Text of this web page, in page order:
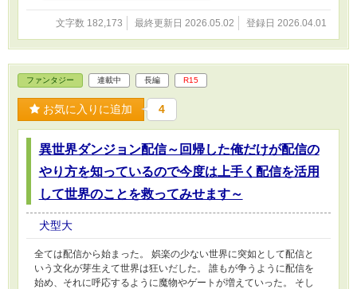
文字数 182,173 最終更新日 2026.05.02 登録日 2026.04.01
ファンタジー 連載中 長編 R15
お気に入りに追加 4
異世界ダンジョン配信～回帰した俺だけが配信の
やり方を知っているので今度は上手く配信を活用
して世界のことを救ってみせます～
犬型大
全ては配信から始まった。 娯楽の少ない世界に突如として配信と
いう文化が芽生えて世界は狂いだした。 誰もが争うように配信を
始め、それに呼応するように魔物やゲートが増えていった。 そし